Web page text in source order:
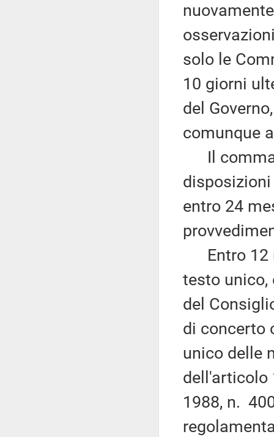
solo le
10 giorni
del
comunque
Il comma
entro 24
Entro 12
testo unico,
del
di concerto
unico delle
dell'articolo
1988, n.